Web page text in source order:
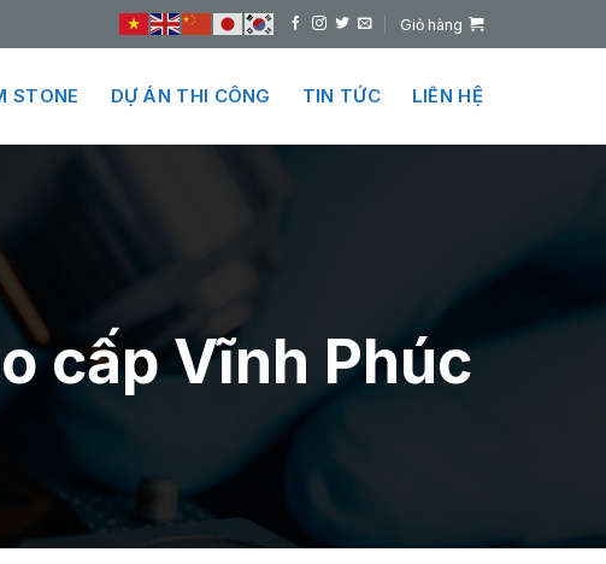
Giỏ hàng
STONE DỰ ÁN THI CÔNG TIN TỨC LIÊN HỆ
cấp Vĩnh Phúc